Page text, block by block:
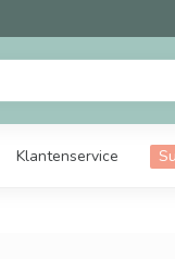
Klantenservice